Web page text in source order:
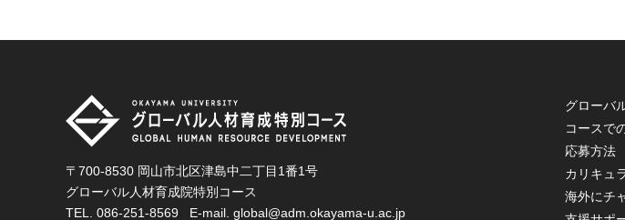
〒700-8530 岡山市北区津島中二丁目1番1号
グローバル人材育成院特別コース
TEL. 086-251-8569 E-mail. global@adm.okayama-u.ac.jp
グローバ
コースで
応募方法
カリキュ
海外にチ